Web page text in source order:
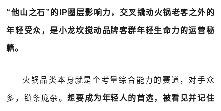
“他山之石”的IP圈层影响力，交叉撬动火锅老客之外的
年轻受众，是小龙坎搅动品牌客群年轻生命力的运营秘
籍。
火锅品类本身就是个考量综合能力的赛道，对手众
多，链条庞杂。想要成为年轻人的首选，被看见并记住